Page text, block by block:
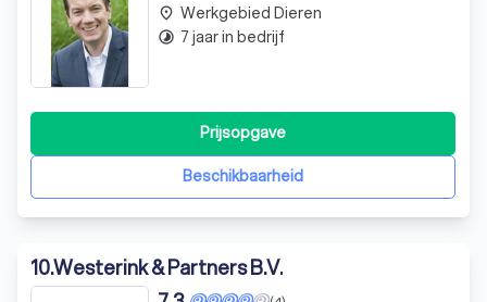
Beschikbaarheid
Prijsopgave
place Werkgebied Dieren
timelapse 7 jaar in bedrijf
10.Westerink & Partners B.V.